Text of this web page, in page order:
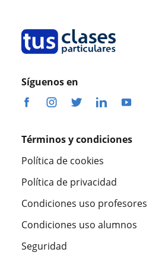
Síguenos en
Términos y condiciones
Política de cookies
Política de privacidad
Condiciones uso profesores
Condiciones uso alumnos
Seguridad